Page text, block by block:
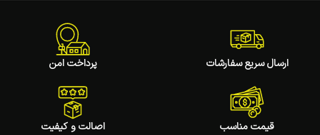
ارسال سریع سفارشات پرداخت امن
قیمت مناسب اصالت و کیفیت